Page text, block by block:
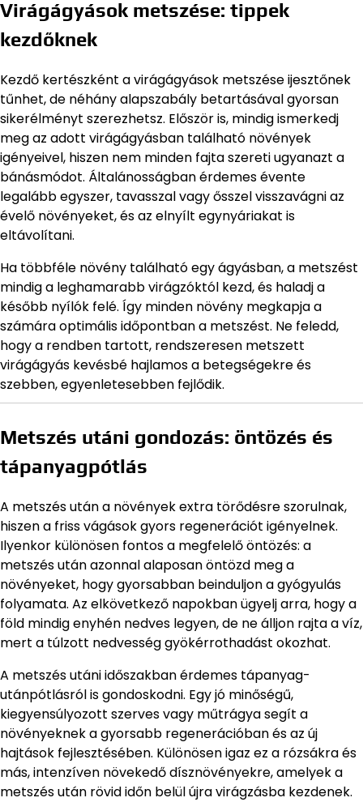
Virágágyások metszése: tippek
kezdőknek
Kezdő kertészként a virágágyások metszése ijesztőnek
tűnhet, de néhány alapszabály betartásával gyorsan
sikerélményt szerezhetsz. Először is, mindig ismerkedj
meg az adott virágágyásban található növények
igényeivel, hiszen nem minden fajta szereti ugyanazt a
bánásmódot. Általánosságban érdemes évente
legalább egyszer, tavasszal vagy ősszel visszavágni az
évelő növényeket, és az elnyílt egynyáriakat is
eltávolítani.
Ha többféle növény található egy ágyásban, a metszést
mindig a leghamarabb virágzóktól kezd, és haladj a
később nyílók felé. Így minden növény megkapja a
számára optimális időpontban a metszést. Ne feledd,
hogy a rendben tartott, rendszeresen metszett
virágágyás kevésbé hajlamos a betegségekre és
szebben, egyenletesebben fejlődik.
Metszés utáni gondozás: öntözés és
tápanyagpótlás
A metszés után a növények extra törődésre szorulnak,
hiszen a friss vágások gyors regenerációt igényelnek.
Ilyenkor különösen fontos a megfelelő öntözés: a
metszés után azonnal alaposan öntözd meg a
növényeket, hogy gyorsabban beinduljon a gyógyulás
folyamata. Az elkövetkező napokban ügyelj arra, hogy a
föld mindig enyhén nedves legyen, de ne álljon rajta a víz,
mert a túlzott nedvesség gyökérrothadást okozhat.
A metszés utáni időszakban érdemes tápanyag-
utánpótlásról is gondoskodni. Egy jó minőségű,
kiegyensúlyozott szerves vagy műtrágya segít a
növényeknek a gyorsabb regenerációban és az új
hajtások fejlesztésében. Különösen igaz ez a rózsákra és
más, intenzíven növekedő dísznövényekre, amelyek a
metszés után rövid időn belül újra virágzásba kezdenek.